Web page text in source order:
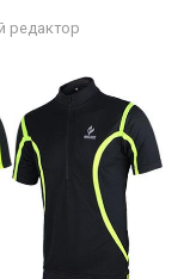
редактор